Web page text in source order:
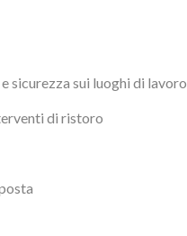
sicurezza sui luoghi di lavoro
di ristoro